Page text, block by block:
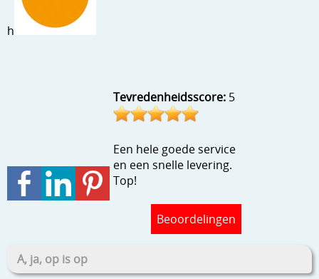
Speciaal papier
Template, mask, stencils, grids
Wat nog, een creatief kijkje
h
Tevredenheidsscore: 5
Een hele goede service
en een snelle levering.
Top!
Beoordelingen
A, ja, op is op